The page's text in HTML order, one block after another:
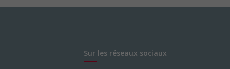
Sur les réseaux sociaux